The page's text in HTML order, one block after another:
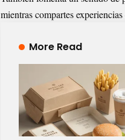
mientras compartes
More Read